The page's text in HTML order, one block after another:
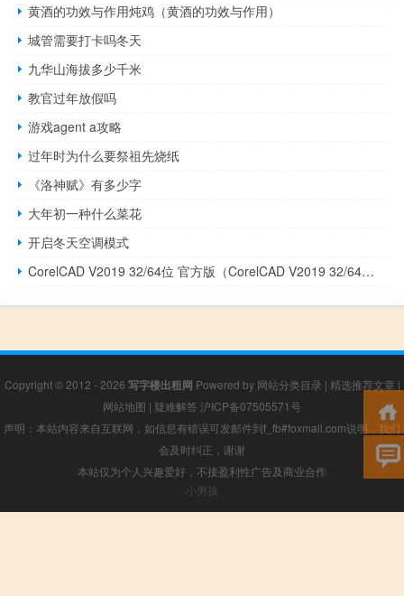
黄酒的功效与作用炖鸡（黄酒的功效与作用）
城管需要打卡吗冬天
九华山海拔多少千米
教官过年放假吗
游戏agent a攻略
过年时为什么要祭祖先烧纸
《洛神赋》有多少字
大年初一种什么菜花
开启冬天空调模式
CorelCAD V2019 32/64位 官方版（CorelCAD V2019 32/64位 官方版功能简介）
Copyright © 2012 - 2026 写字楼出租网 Powered by 网站分类目录 | 精选推荐文章 |
网站地图 | 疑难解答 沪ICP备07505571号
声明：本站内容来自互联网，如信息有错误可发邮件到f_fb#foxmail.com说明，我们
会及时纠正，谢谢
本站仅为个人兴趣爱好，不接盈利性广告及商业合作
小男孩